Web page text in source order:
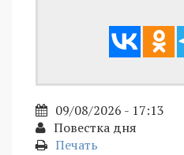
09/08/2026 - 17:13
Повестка дня
Печать